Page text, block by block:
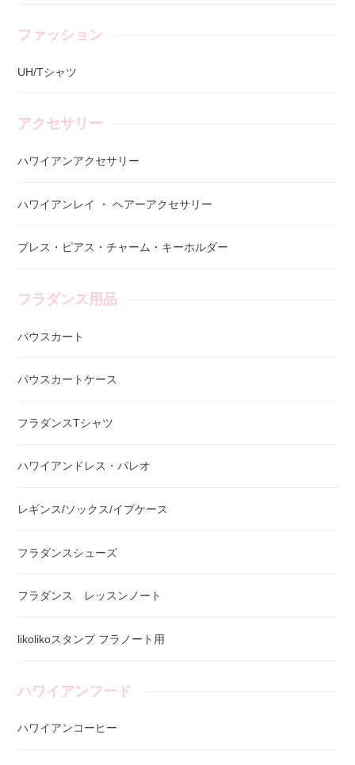
ファッション
UH/Tシャツ
アクセサリー
ハワイアンアクセサリー
ハワイアンレイ ・ ヘアーアクセサリー
ブレス・ピアス・チャーム・キーホルダー
フラダンス用品
パウスカート
パウスカートケース
フラダンスTシャツ
ハワイアンドレス・パレオ
レギンス/ソックス/イプケース
フラダンスシューズ
フラダンス レッスンノート
likolikoスタンプ フラノート用
ハワイアンフード
ハワイアンコーヒー